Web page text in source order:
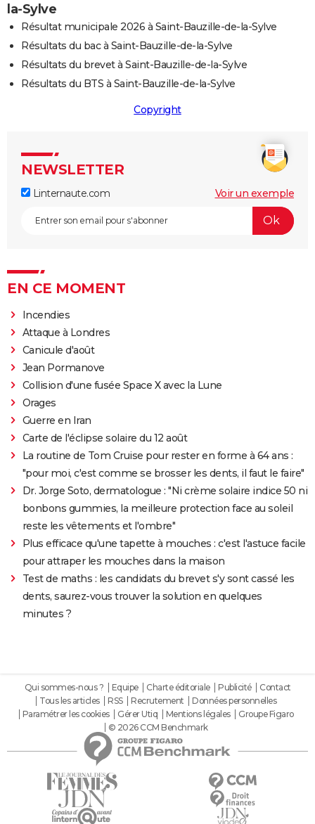
la-Sylve
Résultat municipale 2026 à Saint-Bauzille-de-la-Sylve
Résultats du bac à Saint-Bauzille-de-la-Sylve
Résultats du brevet à Saint-Bauzille-de-la-Sylve
Résultats du BTS à Saint-Bauzille-de-la-Sylve
Copyright
NEWSLETTER
Linternaute.com Voir un exemple
EN CE MOMENT
Incendies
Attaque à Londres
Canicule d'août
Jean Pormanove
Collision d'une fusée Space X avec la Lune
Orages
Guerre en Iran
Carte de l'éclipse solaire du 12 août
La routine de Tom Cruise pour rester en forme à 64 ans :
"pour moi, c'est comme se brosser les dents, il faut le faire"
Dr. Jorge Soto, dermatologue : "Ni crème solaire indice 50 ni
bonbons gummies, la meilleure protection face au soleil
reste les vêtements et l'ombre"
Plus efficace qu'une tapette à mouches : c'est l'astuce facile
pour attraper les mouches dans la maison
Test de maths : les candidats du brevet s'y sont cassé les
dents, saurez-vous trouver la solution en quelques
minutes ?
Qui sommes-nous ? Equipe Charte éditoriale Publicité
Contact
Tous les articles
RSS Recrutement
Données personnelles
Paramétrer les cookies
Gérer Utiq Mentions légales
Groupe Figaro
© 2026 CCM Benchmark